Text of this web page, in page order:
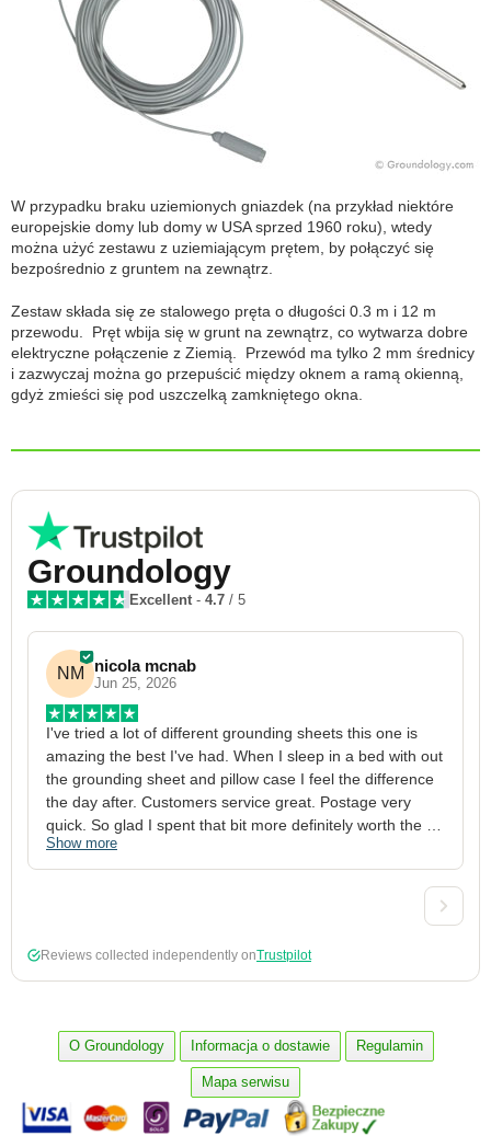
W przypadku braku uziemionych gniazdek (na przykład niektóre
europejskie domy lub domy w USA sprzed 1960 roku), wtedy
można użyć zestawu z uziemiającym prętem, by połączyć się
bezpośrednio z gruntem na zewnątrz.
Zestaw składa się ze stalowego pręta o długości 0.3 m i 12 m
przewodu. Pręt wbija się w grunt na zewnątrz, co wytwarza dobre
elektryczne połączenie z Ziemią. Przewód ma tylko 2 mm średnicy
i zazwyczaj można go przepuścić między oknem a ramą okienną,
gdyż zmieści się pod uszczelką zamkniętego okna.
Groundology
Excellent - 4.7 / 5
NM nicola mcnab
Jun 25, 2026
I've tried a lot of different grounding sheets this one is
amazing the best I've had. When I sleep in a bed with out
the grounding sheet and pillow case I feel the difference
the day after. Customers service great. Postage very
quick. So glad I spent that bit more definitely worth the
money xx
Show more
Reviews collected independently onTrustpilot
O Groundology Informacja o dostawie Regulamin
Mapa serwisu